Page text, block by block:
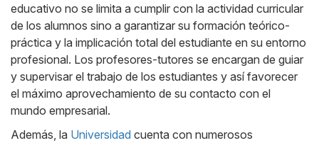
educativo no se limita a cumplir con la actividad curricular
de los alumnos sino a garantizar su formación teórico-
práctica y la implicación total del estudiante en su entorno
profesional. Los profesores-tutores se encargan de guiar
y supervisar el trabajo de los estudiantes y así favorecer
el máximo aprovechamiento de su contacto con el
mundo empresarial.
Además, la Universidad cuenta con numerosos